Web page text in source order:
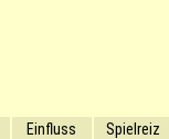
Einfluss Spielreiz